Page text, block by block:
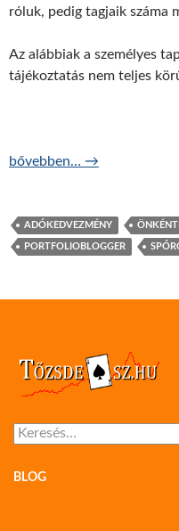
róluk, pedig tagjaik száma
Az alábbiak a személyes
tájékoztatás nem teljes
1000 alatt nem szabadul a
bővebben… →
ADÓKEDVEZMÉNY
PORTFOLIOBLOGGER
Keresés:
BLOG